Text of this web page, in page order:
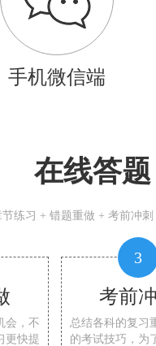
手机微信端
在线答
节练习 + 错题重做 + 考前冲
会，不
更快提
3
考前
总结各科的复习
的考试技巧，为